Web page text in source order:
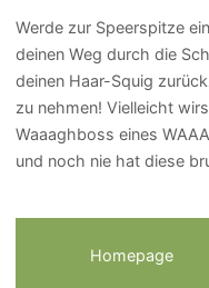
Werde zur Speerspitze
deinen Weg durch die
deinen Haar-Squig
zu nehmen! Vielleicht
Waaaghboss eines
und noch nie hat diese
Homepage